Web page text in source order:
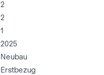
2
2
1
2025
Neubau
Erstbezug